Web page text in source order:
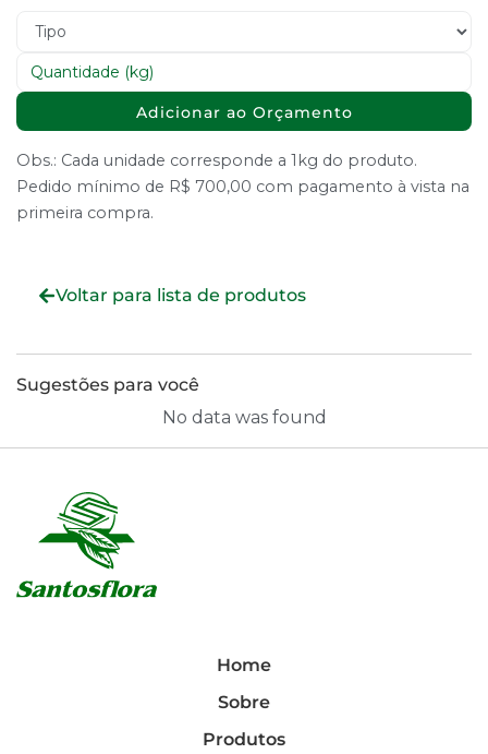
Adicionar ao Orçamento
Obs.: Cada unidade corresponde a 1kg do produto.
Pedido mínimo de R$ 700,00 com pagamento à vista na
primeira compra.
Voltar para lista de produtos
Sugestões para você
No data was found
Home
Sobre
Produtos